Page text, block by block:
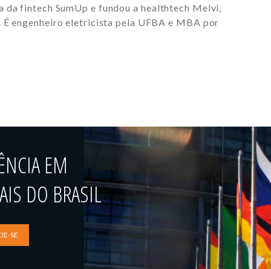
fintech SumUp e fundou a healthtech Melvi,
engenheiro eletricista pela UFBA e MBA por
EM
DO BRASIL
SE